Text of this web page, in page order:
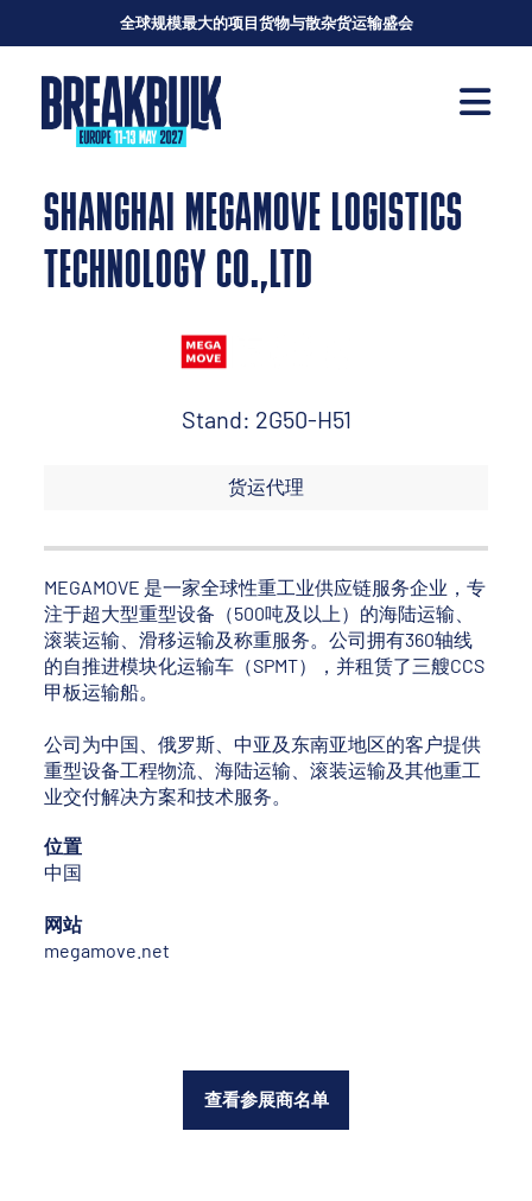
全球规模最大的项目货物与散杂货运输盛会
SHANGHAI MEGAMOVE LOGISTICS
TECHNOLOGY CO.,LTD
Stand: 2G50-H51
货运代理
MEGAMOVE 是一家全球性重工业供应链服务企业，专
注于超大型重型设备（500吨及以上）的海陆运输、
滚装运输、滑移运输及称重服务。公司拥有360轴线
的自推进模块化运输车（SPMT），并租赁了三艘CCS
甲板运输船。
公司为中国、俄罗斯、中亚及东南亚地区的客户提供
重型设备工程物流、海陆运输、滚装运输及其他重工
业交付解决方案和技术服务。
位置
中国
网站
megamove.net
查看参展商名单